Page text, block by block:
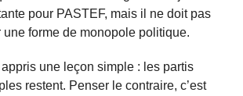
pour PASTEF, mais il ne doit pas
forme de monopole politique.
appris une leçon simple : les partis
restent. Penser le contraire, c’est